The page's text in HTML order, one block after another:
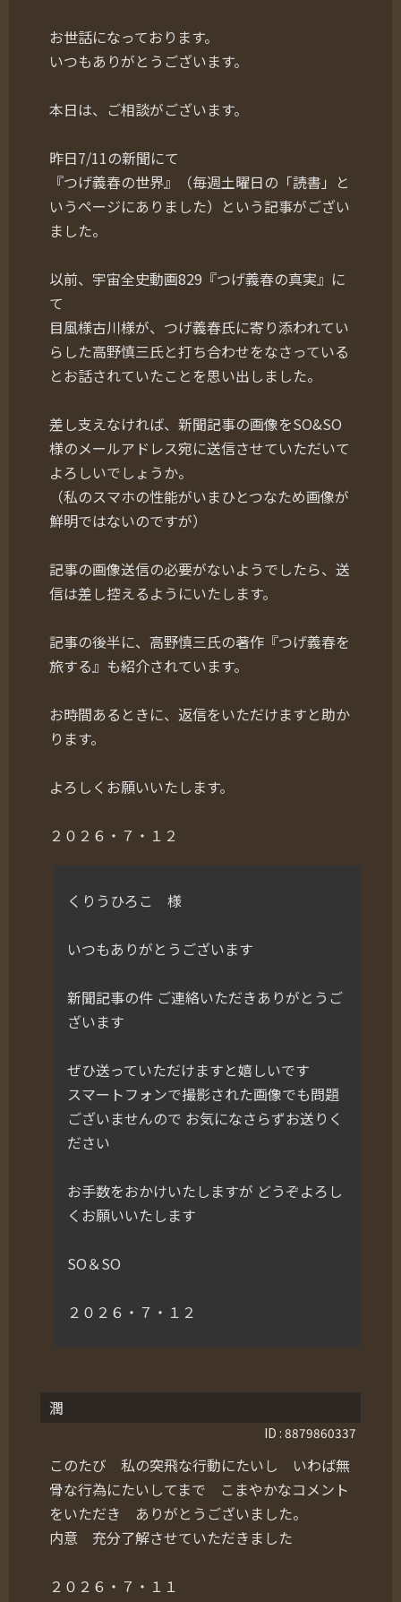
お世話になっております。
いつもありがとうございます。
本日は、ご相談がございます。
昨日7/11の新聞にて
『つげ義春の世界』（毎週土曜日の「読書」と
いうページにありました）という記事がござい
ました。
以前、宇宙全史動画829『つげ義春の真実』に
て
目風様古川様が、つげ義春氏に寄り添われてい
らした高野慎三氏と打ち合わせをなさっている
とお話されていたことを思い出しました。
差し支えなければ、新聞記事の画像をSO&SO
様のメールアドレス宛に送信させていただいて
よろしいでしょうか。
（私のスマホの性能がいまひとつなため画像が
鮮明ではないのですが）
記事の画像送信の必要がないようでしたら、送
信は差し控えるようにいたします。
記事の後半に、高野慎三氏の著作『つげ義春を
旅する』も紹介されています。
お時間あるときに、返信をいただけますと助か
ります。
よろしくお願いいたします。
２０２６・７・１２
くりうひろこ 様
いつもありがとうございます
新聞記事の件 ご連絡いただきありがとうご
ざいます
ぜひ送っていただけますと嬉しいです
スマートフォンで撮影された画像でも問題
ございませんので お気になさらずお送りく
ださい
お手数をおかけいたしますが どうぞよろし
くお願いいたします
SO＆SO
２０２６・７・１２
潤
ID : 8879860337
このたび 私の突飛な行動にたいし いわば無
骨な行為にたいしてまで こまやかなコメント
をいただき ありがとうございました。
内意 充分了解させていただきました
２０２６・７・１１